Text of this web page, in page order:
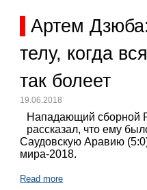
Артем
телу, когда
так болеет
19.06.2018
Нападающий сборной
рассказал, что ему
Саудовскую Аравию
мира-2018.
Read more